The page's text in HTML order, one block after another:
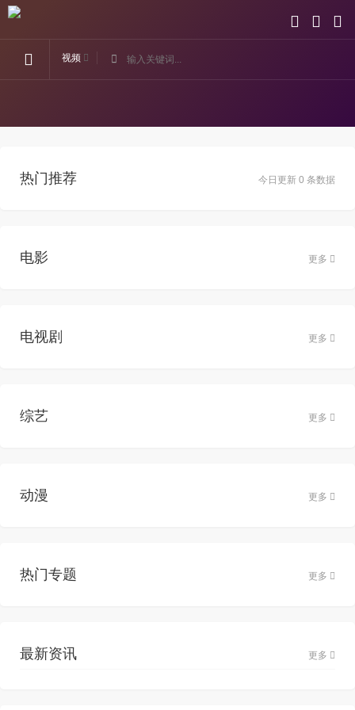
视频
今日更新 0 条数据
热门推荐
电影 更多
电视剧 更多
综艺 更多
动漫 更多
热门专题 更多
最新资讯 更多